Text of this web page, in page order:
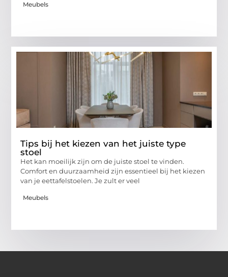
Meubels
Tips bij het kiezen van het juiste type
stoel
Het kan moeilijk zijn om de juiste stoel te vinden.
Comfort en duurzaamheid zijn essentieel bij het kiezen
van je eettafelstoelen. Je zult er veel
Meubels